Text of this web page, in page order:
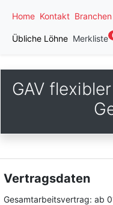
Home Kontakt Branchen
Übliche Löhne Merkliste
GAV
Vertragsdaten
Gesamtarbeitsvertrag: ab